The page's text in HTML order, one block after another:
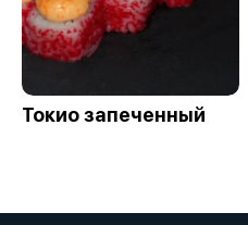
Токио запеченный